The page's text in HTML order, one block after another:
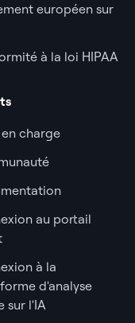
européen sur
à la loi HIPAA
en charge
au portail
à la
d'analyse
sur l'IA